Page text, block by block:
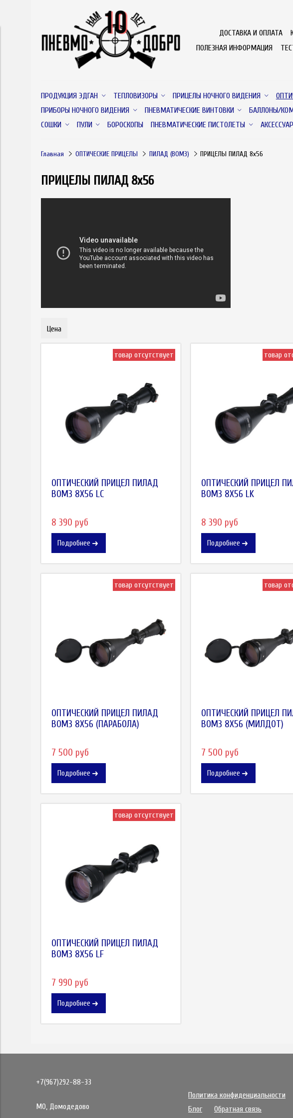
ДОСТАВКА И ОПЛАТА
ПОЛЕЗНАЯ ИНФОРМАЦИЯ
ПРОДУКЦИЯ ЭДГАН ТЕПЛОВИЗОРЫ ПРИЦЕЛЫ НОЧНОГО ВИДЕНИЯ
ПРИБОРЫ НОЧНОГО ВИДЕНИЯ
ПНЕВМАТИЧЕСКИЕ ВИНТОВКИ БАЛЛОНЫ/
СОШКИ
ПУЛИ БОРОСКОПЫ ПНЕВМАТИЧЕСКИЕ ПИСТОЛЕТЫ
Главная ОПТИЧЕСКИЕ ПРИЦЕЛЫ ПИЛАД (ВОМЗ) ПРИЦЕЛЫ ПИЛАД 8х56
ПРИЦЕЛЫ ПИЛАД 8х56
Цена
товар отсутствует
ОПТИЧЕСКИЙ ПРИЦЕЛ ПИЛАД
ВОМЗ 8X56 LC
8 390 руб
Подробнее
товар
ОПТИЧЕСКИЙ ПРИЦЕЛ
ВОМЗ 8X56 LK
8 390 руб
Подробнее
товар отсутствует
ОПТИЧЕСКИЙ ПРИЦЕЛ ПИЛАД
ВОМЗ 8X56 (ПАРАБОЛА)
7 500 руб
Подробнее
товар
ОПТИЧЕСКИЙ ПРИЦЕЛ
ВОМЗ 8X56 (МИЛДОТ)
7 500 руб
Подробнее
товар отсутствует
ОПТИЧЕСКИЙ ПРИЦЕЛ ПИЛАД
ВОМЗ 8X56 LF
7 990 руб
Подробнее
+7(967)292-88-33
МО, Домодедово
Политика конфиденциальности
Блог
Обратная связь